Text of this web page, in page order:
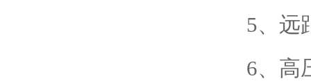
5、远
6、高